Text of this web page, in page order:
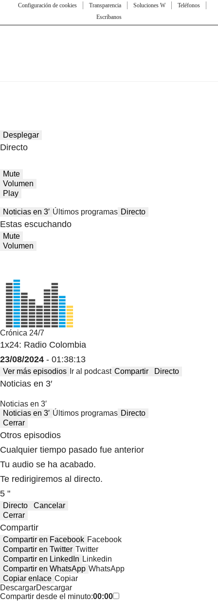
Configuración de cookies
Transparencia Soluciones W
Teléfonos
Escríbanos
Desplegar
Directo
Mute
Volumen
Play
Noticias en 3′ Últimos programas Directo
Estas escuchando
Mute
Volumen
Crónica 24/7
1x24: Radio Colombia
23/08/2024 - 01:38:13
Ver más episodios Ir al podcast Compartir Directo
Noticias en 3′
Noticias en 3′
Noticias en 3′ Últimos programas Directo
Cerrar
Otros episodios
Cualquier tiempo pasado fue anterior
Tu audio se ha acabado.
Te redirigiremos al directo.
5 "
Directo
Cancelar
Cerrar
Compartir
Compartir en Facebook Facebook
Compartir en Twitter Twitter
Compartir en LinkedIn Linkedin
Compartir en WhatsApp WhatsApp
Copiar enlace Copiar
DescargarDescargar
Compartir desde el minuto:00:00